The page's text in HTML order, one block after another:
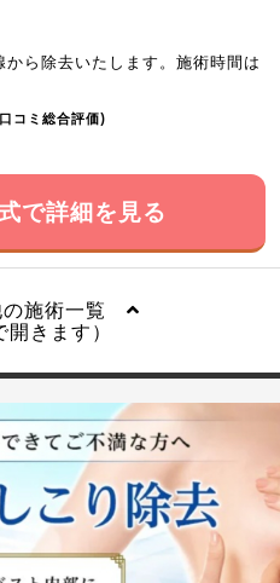
ら除去いたします。施術時間は
コミ総合評価)
で詳細を見る
の施術一覧
開きます）